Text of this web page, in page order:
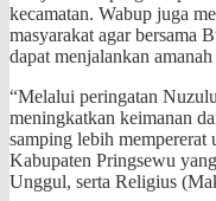
kecamatan. Wabup juga
masyarakat agar bersama
dapat menjalankan
“Melalui peringatan
meningkatkan keimanan
samping lebih
Kabupaten Pringsewu
Unggul, serta Religius